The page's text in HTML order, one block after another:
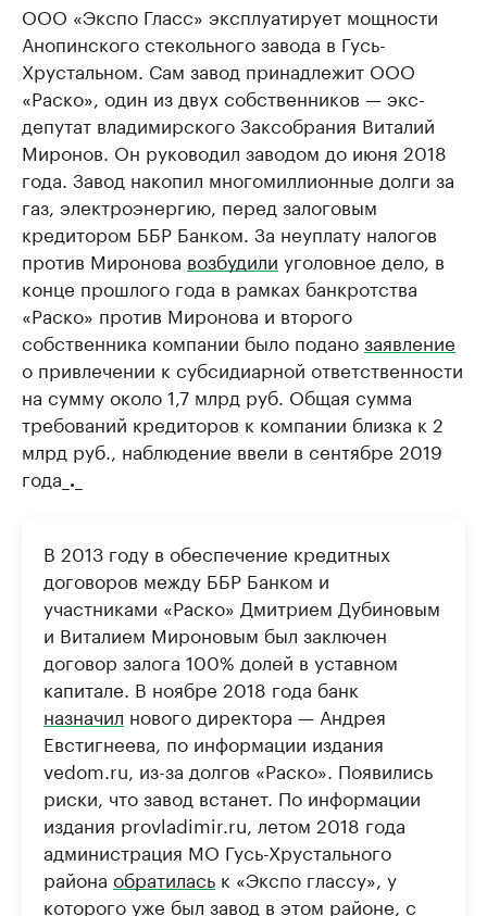
ООО «Экспо Гласс» эксплуатирует мощности
Анопинского стекольного завода в Гусь-
Хрустальном. Сам завод принадлежит ООО
«Раско», один из двух собственников — экс-
депутат владимирского Заксобрания Виталий
Миронов. Он руководил заводом до июня 2018
года. Завод накопил многомиллионные долги за
газ, электроэнергию, перед залоговым
кредитором ББР Банком. За неуплату налогов
против Миронова возбудили уголовное дело, в
конце прошлого года в рамках банкротства
«Раско» против Миронова и второго
собственника компании было поданозаявление
о привлечении к субсидиарной ответственности
на сумму около 1,7 млрд руб. Общая сумма
требований кредиторов к компании близка к 2
млрд руб., наблюдение ввели в сентябре 2019
года_ .
В 2013 году в обеспечение кредитных
договоров между ББР Банком и
участниками «Раско» Дмитрием Дубиновым
и Виталием Мироновым был заключен
договор залога 100% долей в уставном
капитале. В ноябре 2018 года банк
назначил нового директора — Андрея
Евстигнеева, по информации издания
vedom.ru, из-за долгов «Раско». Появились
риски, что завод встанет. По информации
издания provladimir.ru, летом 2018 года
администрация МО Гусь-Хрустального
района обратилась к «Экспо глассу», у
которого уже был завод в этом районе, с